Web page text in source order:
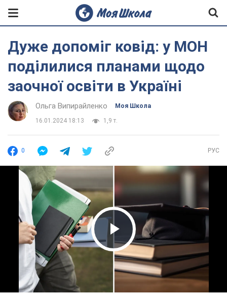
Дуже допоміг ковід: у МОН
поділилися планами щодо
заочної освіти в Україні
Ольга Випирайленко Моя Школа
16.01.2024 18:13 1,9 т.
0 РУС
Play Video